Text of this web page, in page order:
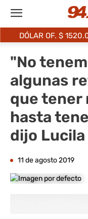
DÓLAR OF. $
"No
algunas
que tener
hasta
dijo Lucila
11 de agosto 2019